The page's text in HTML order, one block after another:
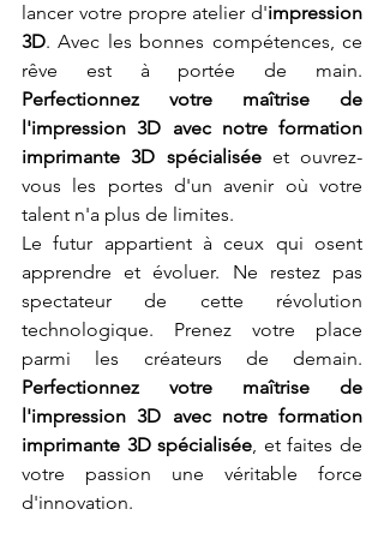
lancer votre propre atelier d'impression
3D. Avec les bonnes compétences, ce
Perfectionnez votre maîtrise de
l'impression 3D avec notre formation
imprimante 3D spécialisée et ouvrez-
vous les portes d'un avenir où votre
talent n'a plus de limites.
Le futur appartient à ceux qui osent
apprendre et évoluer. Ne restez pas
spectateur de cette révolution
technologique. Prenez votre place
Perfectionnez votre maîtrise de
l'impression 3D avec notre formation
imprimante 3D spécialisée, et faites de
votre passion une véritable force
d'innovation.